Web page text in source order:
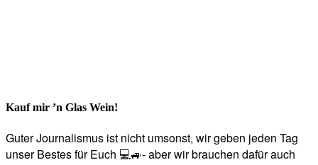
Kauf mir ’n Glas Wein!
Guter Journalismus ist nicht umsonst, wir geben jeden Tag
unser Bestes für Euch 💻🚙- aber wir brauchen dafür auch